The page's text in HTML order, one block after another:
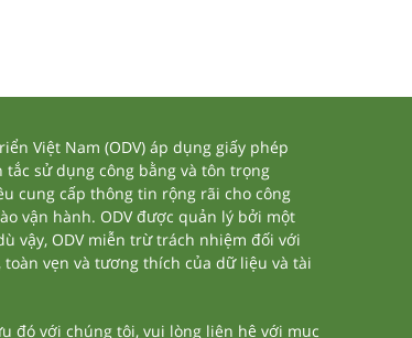
Việt Nam (ODV) áp dụng giấy phép
sử dụng công bằng và tôn trọng
cung cấp thông tin rộng rãi cho công
vận hành. ODV được quản lý bởi một
vậy, ODV miễn trừ trách nhiệm đối với
vẹn và tương thích của dữ liệu và tài
đó với chúng tôi, vui lòng liên hệ với mục